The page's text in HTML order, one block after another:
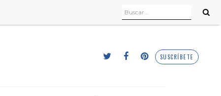
SUSCRÍBETE